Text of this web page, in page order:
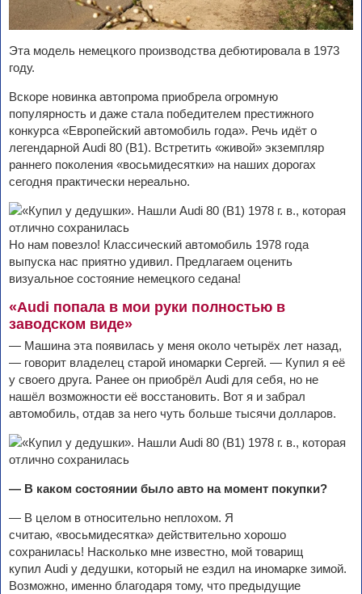
Эта модель немецкого производства дебютировала в 1973
году.
Вскоре новинка автопрома приобрела огромную
популярность и даже стала победителем престижного
конкурса «Европейский автомобиль года». Речь идёт о
легендарной Audi 80 (B1). Встретить «живой» экземпляр
раннего поколения «восьмидесятки» на наших дорогах
сегодня практически нереально.
Но нам повезло! Классический автомобиль 1978 года
выпуска нас приятно удивил. Предлагаем оценить
визуальное состояние немецкого седана!
«Audi попала в мои руки полностью в
заводском виде»
— Машина эта появилась у меня около четырёх лет назад,
— говорит владелец старой иномарки Сергей. — Купил я её
у своего друга. Ранее он приобрёл Audi для себя, но не
нашёл возможности её восстановить. Вот я и забрал
автомобиль, отдав за него чуть больше тысячи долларов.
— В каком состоянии было авто на момент покупки?
— В целом в относительно неплохом. Я
считаю, «восьмидесятка» действительно хорошо
сохранилась! Насколько мне известно, мой товарищ
купил Audi у дедушки, который не ездил на иномарке зимой.
Возможно, именно благодаря тому, что предыдущие